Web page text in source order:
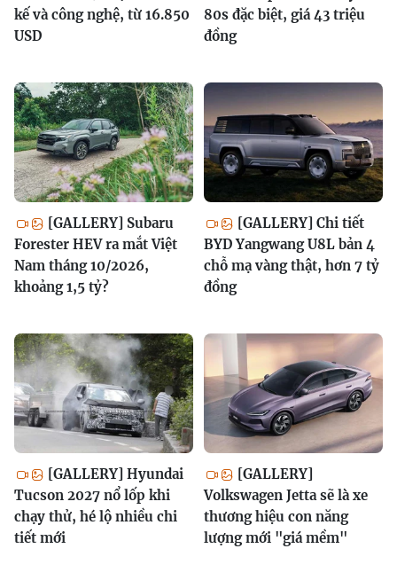
kế và công nghệ, từ 16.850
USD
80s đặc biệt, giá 43 triệu
đồng
[GALLERY] Subaru
Forester HEV ra mắt Việt
Nam tháng 10/2026,
khoảng 1,5 tỷ?
[GALLERY] Chi tiết
BYD Yangwang U8L bản 4
chỗ mạ vàng thật, hơn 7 tỷ
đồng
[GALLERY] Hyundai
Tucson 2027 nổ lốp khi
chạy thử, hé lộ nhiều chi
tiết mới
[GALLERY]
Volkswagen Jetta sẽ là xe
thương hiệu con năng
lượng mới "giá mềm"